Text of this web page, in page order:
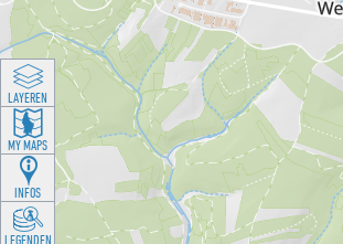
LAYEREN
MY MAPS
INFOS
LEGENDEN